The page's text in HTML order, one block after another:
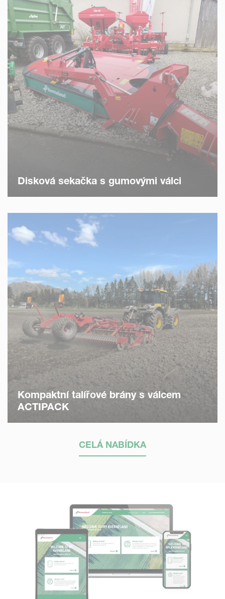
Disková sekačka s gumovými válci
Kompaktní talířové brány s válcem
ACTIPACK
CELÁ NABÍDKA